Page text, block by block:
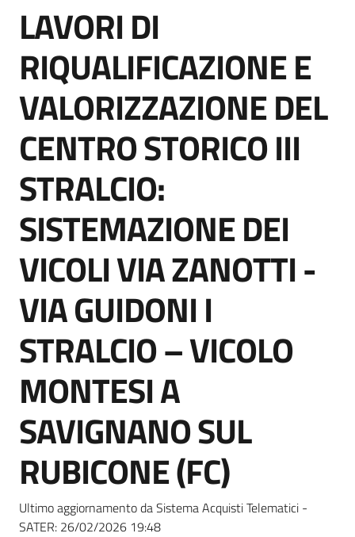
strumenti
di
Supporto
Piattaforme
telematiche
English
site
Seguici
su
Salta al contenuto
LAVORI DI
RIQUALIFICAZIONE E
VALORIZZAZIONE DEL
CENTRO STORICO III
STRALCIO:
SISTEMAZIONE DEI
VICOLI VIA ZANOTTI -
VIA GUIDONI I
STRALCIO – VICOLO
MONTESI A
SAVIGNANO SUL
RUBICONE (FC)
Ultimo aggiornamento da Sistema Acquisti Telematici -
SATER: 26/02/2026 19:48